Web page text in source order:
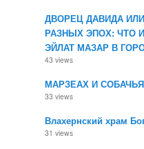
ДВОРЕЦ ДАВИДА
РАЗНЫХ ЭПОХ: ЧТО
ЭЙЛАТ МАЗАР В
43 views
МАРЗЕАХ И
33 views
Влахернский храм
31 views